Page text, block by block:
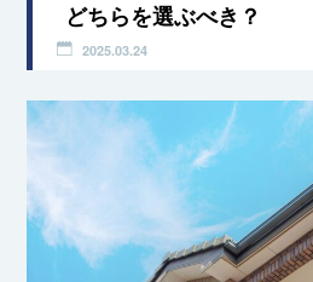
どちらを選ぶべき？
2025.03.24